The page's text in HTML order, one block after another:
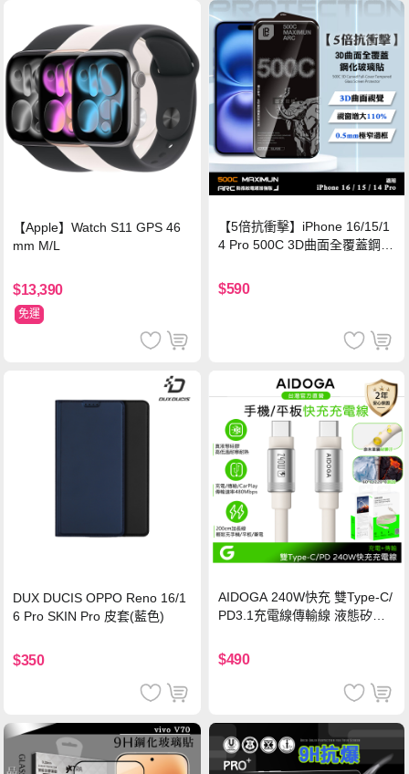
【Apple】Watch S11 GPS 46
mm M/L
$13,390
免運
【5倍抗衝擊】iPhone 16/15/1
4 Pro 500C 3D曲面全覆蓋鋼化
保護貼
$590
DUX DUCIS OPPO Reno 16/1
6 Pro SKIN Pro 皮套(藍色)
$350
AIDOGA 240W快充 雙Type-C/
PD3.1充電線傳輸線 液態矽膠
機/平板/筆電
$490